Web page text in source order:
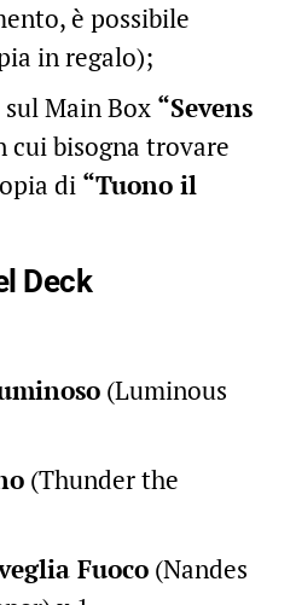
è possibile
in regalo);
Main Box “Sevens
cui bisogna trovare
di “Tuono il
Deck
(Luminous
(Thunder the
Fuoco(Nandes